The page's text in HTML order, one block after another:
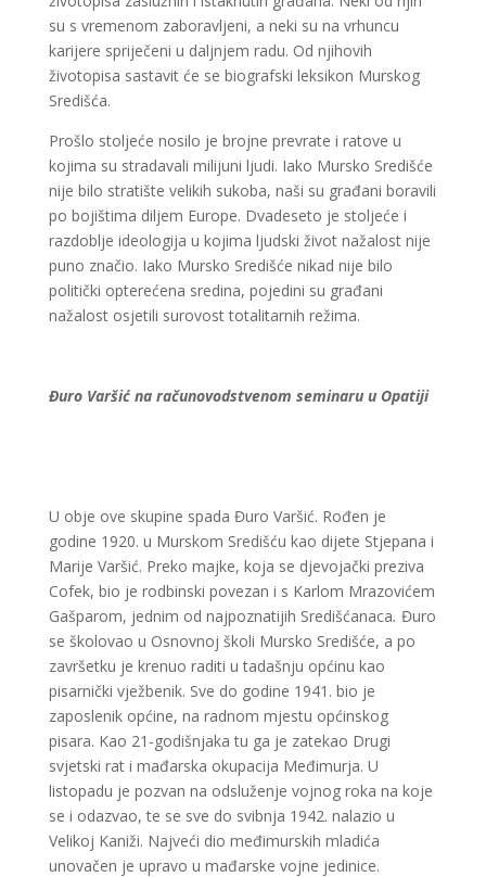
su s vremenom zaboravljeni, a neki su na vrhuncu
karijere spriječeni u daljnjem radu. Od njihovih
životopisa sastavit će se biografski leksikon Murskog
Središća.
Prošlo stoljeće nosilo je brojne prevrate i ratove u
kojima su stradavali milijuni ljudi. Iako Mursko Središće
nije bilo stratište velikih sukoba, naši su građani boravili
po bojištima diljem Europe. Dvadeseto je stoljeće i
razdoblje ideologija u kojima ljudski život nažalost nije
puno značio. Iako Mursko Središće nikad nije bilo
politički opterećena sredina, pojedini su građani
nažalost osjetili surovost totalitarnih režima.
Đuro Varšić na računovodstvenom seminaru u Opatiji
U obje ove skupine spada Đuro Varšić. Rođen je
godine 1920. u Murskom Središću kao dijete Stjepana i
Marije Varšić. Preko majke, koja se djevojački preziva
Cofek, bio je rodbinski povezan i s Karlom Mrazovićem
Gašparom, jednim od najpoznatijih Središćanaca. Đuro
se školovao u Osnovnoj školi Mursko Središće, a po
završetku je krenuo raditi u tadašnju općinu kao
pisarnički vježbenik. Sve do godine 1941. bio je
zaposlenik općine, na radnom mjestu općinskog
pisara. Kao 21-godišnjaka tu ga je zatekao Drugi
svjetski rat i mađarska okupacija Međimurja. U
listopadu je pozvan na odsluženje vojnog roka na koje
se i odazvao, te se sve do svibnja 1942. nalazio u
Velikoj Kaniži. Najveći dio međimurskih mladića
unovačen je upravo u mađarske vojne jedinice.